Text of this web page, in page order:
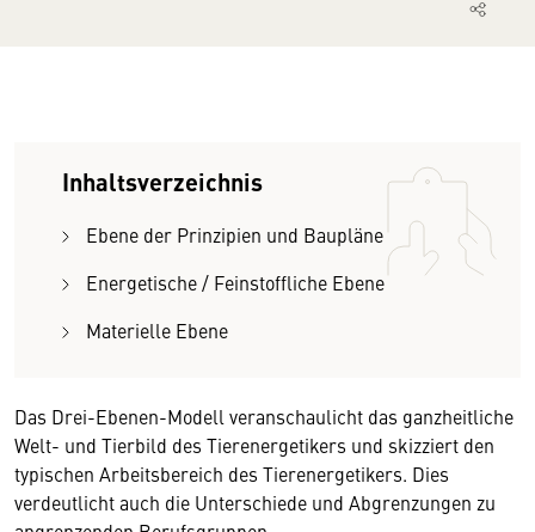
Inhaltsverzeichnis
Ebene der Prinzipien und Baupläne
Energetische / Feinstoffliche Ebene
Materielle Ebene
Das Drei-Ebenen-Modell veranschaulicht das ganzheitliche
Welt- und Tierbild des Tierenergetikers und skizziert den
typischen Arbeitsbereich des Tierenergetikers. Dies
verdeutlicht auch die Unterschiede und Abgrenzungen zu